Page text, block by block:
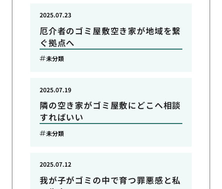
厄介者のゴミ屋敷空き家が地域を繋
ぐ拠点へ
2025.07.23
未分類
隣の空き家がゴミ屋敷にどこへ相談
すればいい
2025.07.19
未分類
我が子がゴミの中で育つ罪悪感と私
2025.07.12